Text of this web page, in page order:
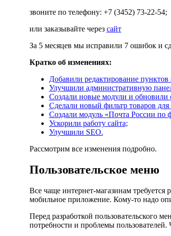
звоните по телефону: +7 (3452) 73-22-54;
или заказывайте через сайт
За 5 месяцев мы исправили 7 ошибок и
Кратко об изменениях:
Добавили редактирование
Улучшили административную
Создали новые модули и обновили
Сделали новый фильтр товаров
Создали модуль «Почта России по
Ускорили работу сайта;
Улучшили SEO.
Рассмотрим все изменения подробно.
Пользовательское меню
Все чаще интернет-магазинам требуется
мобильное приложение. Кому-то надо
Перед разработкой пользовательского
потребности и проблемы